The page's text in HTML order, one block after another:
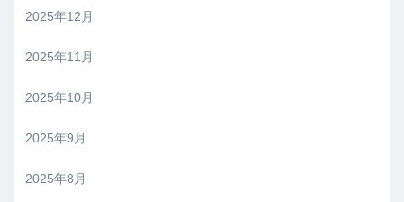
2025年12月
2025年11月
2025年10月
2025年9月
2025年8月